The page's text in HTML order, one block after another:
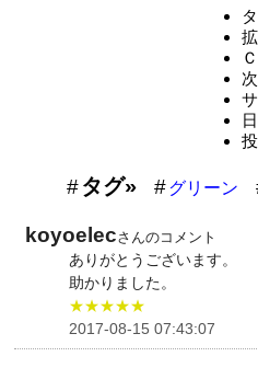
タグ» グリーン
koyoelecさんのコメント
ありがとうございます。
助かりました。
★★★★★
2017-08-15 07:43:07